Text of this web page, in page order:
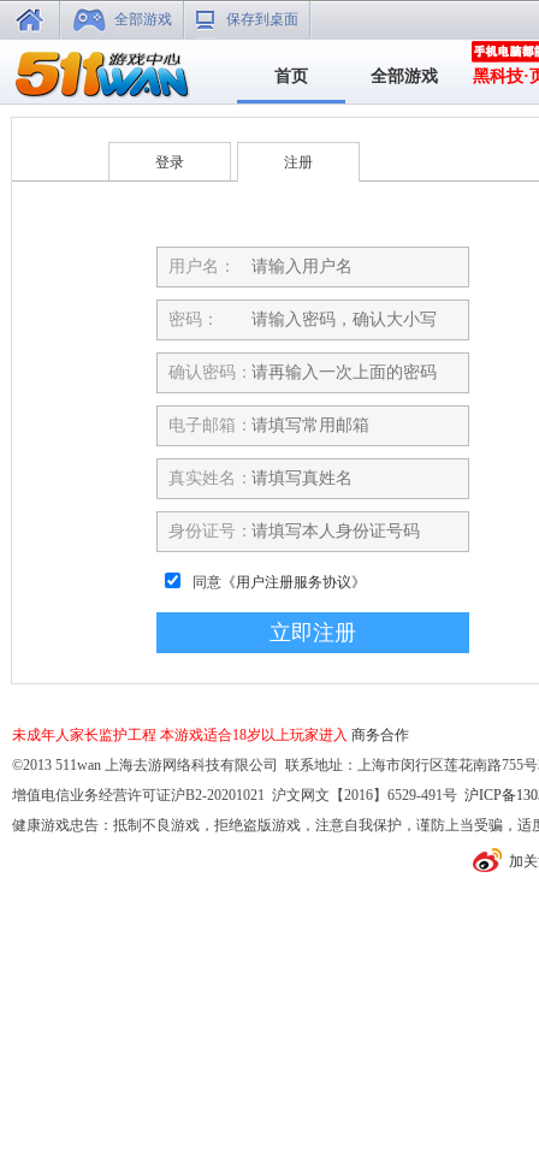
全部游戏 保存到桌面
首页 全部游戏 黑科技·
登录 注册
用户名：
密码：
确认密码：
电子邮箱：
真实姓名：
身份证号：
同意 《用户注册服务协议》
未成年人家长监护工程 本游戏适合18岁以上玩家进入 商务合作
©2013 511wan 上海去游网络科技有限公司 联系地址：上海市闵行区莲花南路755
增值电信业务经营许可证沪B2-20201021 沪文网文【2016】6529-491号 沪ICP备
健康游戏忠告：抵制不良游戏，拒绝盗版游戏，注意自我保护，谨防上当受骗，
加